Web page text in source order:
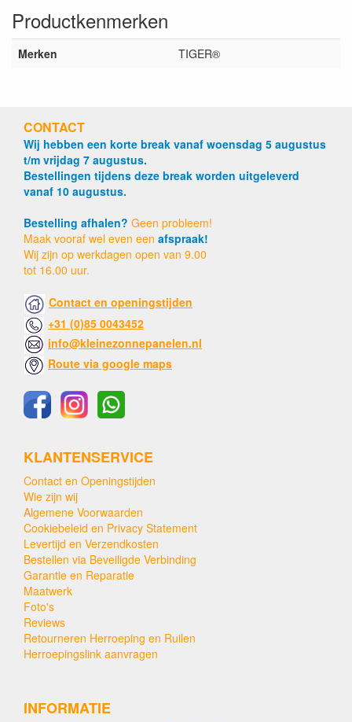
Productkenmerken
Merken TIGER®
CONTACT
Wij hebben een korte break vanaf woensdag 5 augustus
t/m vrijdag 7 augustus.
Bestellingen tijdens deze break worden uitgeleverd
vanaf 10 augustus.
Bestelling afhalen? Geen probleem!
Maak vooraf wel even een afspraak!
Wij zijn op werkdagen open van 9.00
tot 16.00 uur.
Contact en openingstijden
+31 (0)85 0043452
info@kleinezonnepanelen.nl
Route via google maps
KLANTENSERVICE
Contact en Openingstijden
Wie zijn wij
Algemene Voorwaarden
Cookiebeleid en Privacy Statement
Levertijd en Verzendkosten
Bestellen via Beveiligde Verbinding
Garantie en Reparatie
Maatwerk
Foto's
Reviews
Retourneren Herroeping en Ruilen
Herroepingslink aanvragen
INFORMATIE